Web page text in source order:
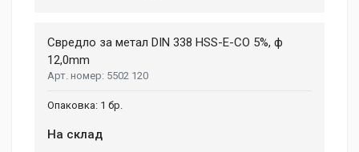
Свредло за метал DIN 338 HSS-E-CO 5%, ф
12,0mm
5502 120
1 бр.
На склад